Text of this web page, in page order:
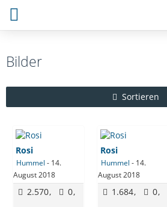
Bilder
Sortieren
Rosi​
Hummel - 14.
August 2018
2.570 0
Rosi
Hummel - 14.
August 2018
1.684 0